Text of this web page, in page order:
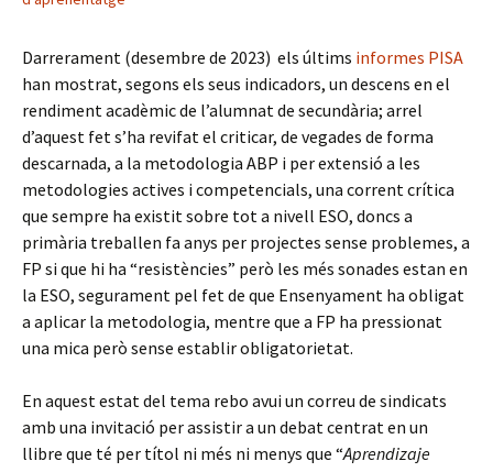
Darrerament (desembre de 2023) els últims informes PISA
han mostrat, segons els seus indicadors, un descens en el
rendiment acadèmic de l’alumnat de secundària; arrel
d’aquest fet s’ha revifat el criticar, de vegades de forma
descarnada, a la metodologia ABP i per extensió a les
metodologies actives i competencials, una corrent crítica
que sempre ha existit sobre tot a nivell ESO, doncs a
primària treballen fa anys per projectes sense problemes, a
FP si que hi ha “resistències” però les més sonades estan en
la ESO, segurament pel fet de que Ensenyament ha obligat
a aplicar la metodologia, mentre que a FP ha pressionat
una mica però sense establir obligatorietat.
En aquest estat del tema rebo avui un correu de sindicats
amb una invitació per assistir a un debat centrat en un
llibre que té per títol ni més ni menys que “Aprendizaje